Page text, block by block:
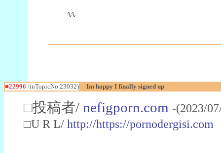
%%
■22996 /inTopicNo.23032) Im happy I finally signed up
□投稿者/ nefigporn.com -(2023/
□U R L/ http://https://pornodergisi.com